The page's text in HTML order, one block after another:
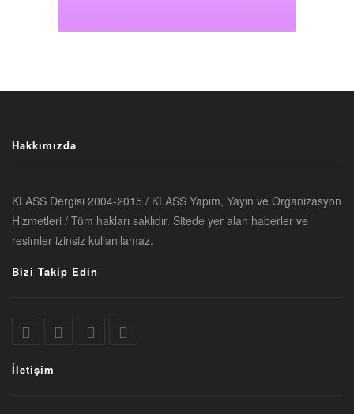
Hakkımızda
KLASS Dergisi 2004-2015 / KLASS Yapım, Yayın ve Organizasyon
Hizmetleri / Tüm hakları saklıdır. Sitede yer alan haberler ve
resimler izinsiz kullanılamaz.
Bizi Takip Edin
İletişim